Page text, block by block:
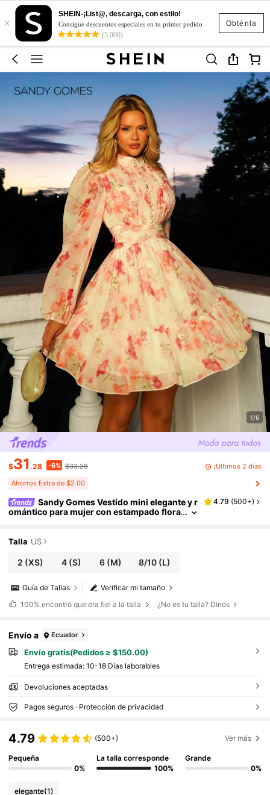
Obténla
×
SHEIN-¡List@, descarga, con estilo!
Consigue descuentos especiales en tu primer pedido
(5,000)
1/6
$31 .28 -6% $33.28 ¡Últimos 2 días
Ahorros Extra de $2.00
Sandy Gomes Vestido mini elegante y r
omántico para mujer con estampado flora
aciones de mujer
4.79 (500+)
Talla US
2 (XS) 4(S) 6(M) 8/10 (L)
Verificar mi tamaño
Guía de Tallas
100% encontró que era fiel a la talla ¿No es tu talla? Dinos
Envío a Ecuador
Envío gratis(Pedidos ≥ $150.00)
Entrega estimada: 10-18 Días laborables
Devoluciones aceptadas
Pagos seguros · Protección de privacidad
4.79 (500+) Ver más
Pequeña
0%
La talla corresponde
100%
Grande
0%
elegante(1)